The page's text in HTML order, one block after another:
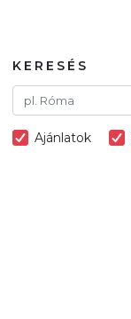
KERESÉS
Ajánlatok